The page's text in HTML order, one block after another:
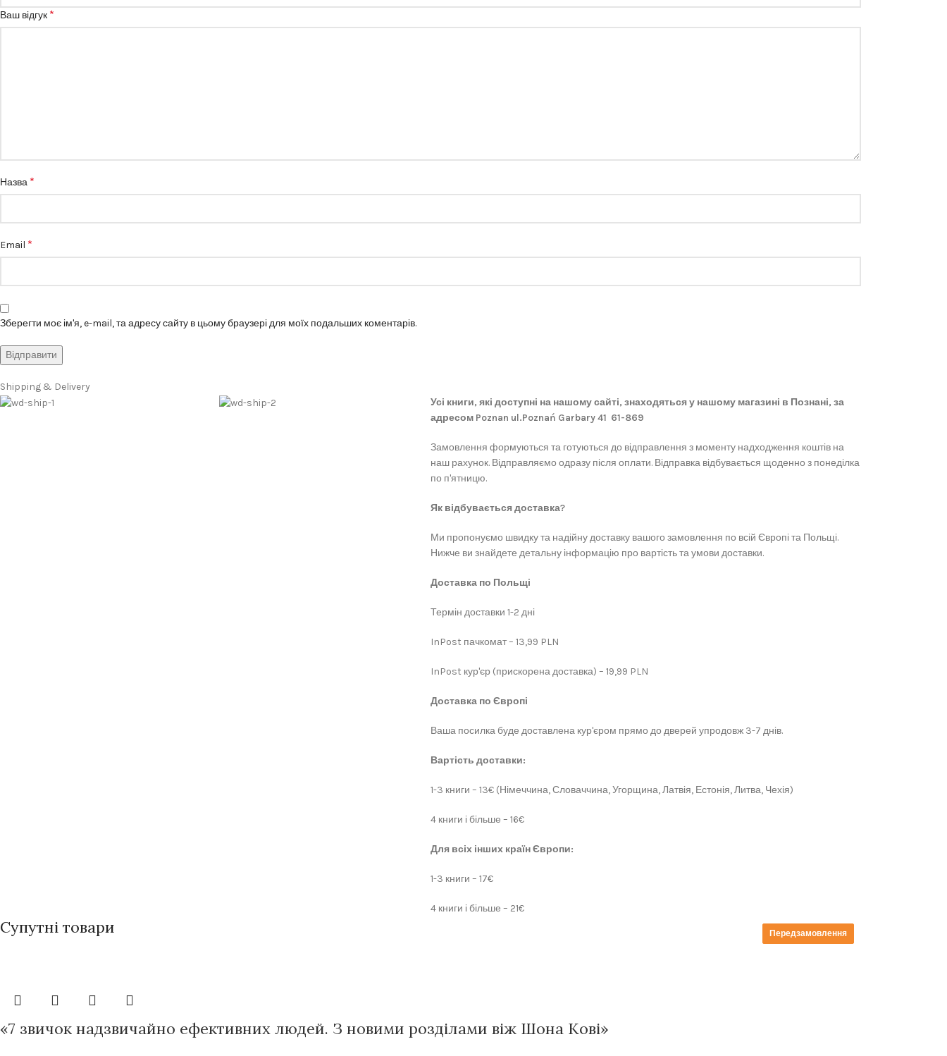
Ваш відгук *
Назва *
Email *
Зберегти моє ім'я, e-mail, та адресу сайту в цьому браузері для моїх подальших коментарів.
Shipping & Delivery
Усі книги, які доступні на нашому сайті, знаходяться у нашому магазині в Познані, за
адресом Poznan ul.Poznań Garbary 41 61-869
Замовлення формуються та готуються до відправлення з моменту надходження коштів на
наш рахунок. Відправляємо одразу після оплати. Відправка відбувається щоденно з понеділка
по п'ятницю.
Як відбувається доставка?
Ми пропонуємо швидку та надійну доставку вашого замовлення по всій Європі та Польщі.
Нижче ви знайдете детальну інформацію про вартість та умови доставки.
Доставка по Польщі
Термін доставки 1-2 дні
InPost пачкомат – 13,99 PLN
InPost кур'єр (прискорена доставка) – 19,99 PLN
Доставка по Європі
Ваша посилка буде доставлена кур'єром прямо до дверей упродовж 3-7 днів.
Вартість доставки:
1-3 книги – 13€ (Німеччина, Словаччина, Угорщина, Латвія, Естонія, Литва, Чехія)
4 книги і більше – 16€
Для всіх інших країн Європи:
1-3 книги – 17€
4 книги і більше – 21€
Супутні товари
«7 звичок надзвичайно ефективних людей. З новими розділами віж Шона Кові»
Передзамовлення
Передзамовлення